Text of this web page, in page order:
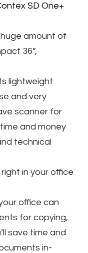
SD One+
amount of
36”,
lightweight
and very
scanner for
and money
technical
in your office
office can
for copying,
save time and
in-